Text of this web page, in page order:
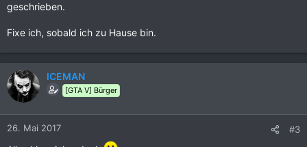
geschrieben.
Fixe ich, sobald ich zu Hause bin.
ICEMAN
[GTA V] Bürger
26. Mai 2017 #3